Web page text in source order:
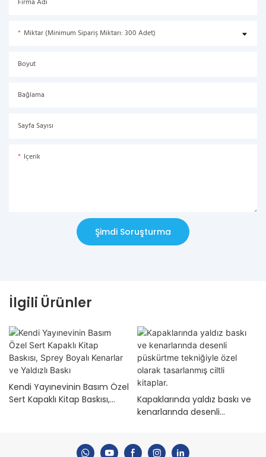
Miktar (Minimum Sipariş Miktarı: 300 Adet)
Boyut
Bağlama
Sayfa Sayısı
Içerik
Şimdi Soruşturma
İlgili Ürünler
Kendi Yayınevinin Basım Özel
Sert Kapaklı Kitap Baskısı,
Kapaklarında yaldız baskı ve
kenarlarında desenli
kitaplar.